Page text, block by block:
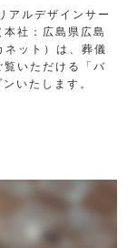
アルデザインサー
社：広島県広島
ット）は、葬儀
覧いただける「バ
いたします。